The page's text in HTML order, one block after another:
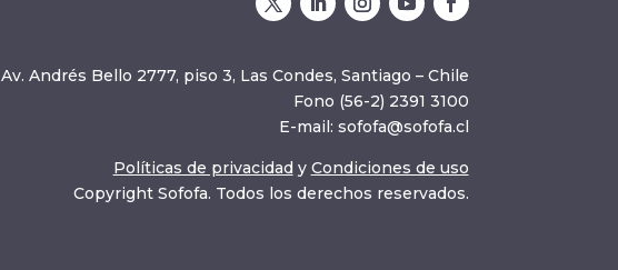
Av. Andrés Bello 2777, piso 3, Las Condes, Santiago – Chile
Fono (56-2) 2391 3100
E-mail: sofofa@sofofa.cl
Políticas de privacidad y Condiciones de uso
Copyright Sofofa. Todos los derechos reservados.